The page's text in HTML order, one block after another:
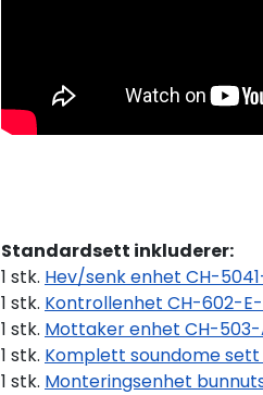
Standardsett inkluderer:
1 stk. Hev/senk enhet CH-
1 stk. Kontrollenhet CH-602-
1 stk. Mottaker enhet CH-503-
1 stk. Komplett soundome
1 stk. Monteringsenhet